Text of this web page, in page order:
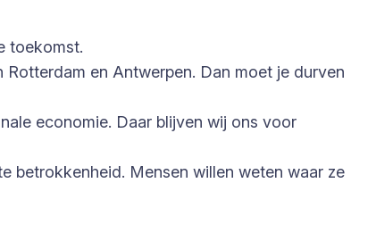
toekomst.
en Antwerpen. Dan moet je durven
economie. Daar blijven wij ons voor
betrokkenheid. Mensen willen weten waar ze